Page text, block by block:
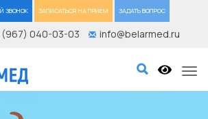
ЗВОНОК ЗАПИСАТЬСЯ НА ПРИЕМ ЗАДАТЬ ВОПРОС
(967) 040-03-03 info@belarmed.ru